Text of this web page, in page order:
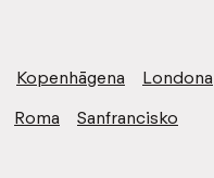
Kopenhāgena
Londona
Roma
Sanfrancisko